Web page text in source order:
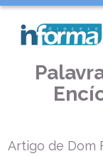
PALAVRA DO
Artigo de Dom